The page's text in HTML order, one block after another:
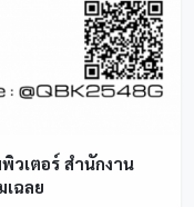
เตอร์ สำนักงาน
ฉลย